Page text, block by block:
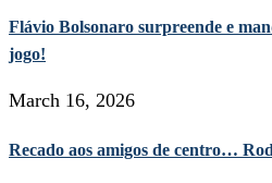
Flávio Bolsonaro surpreende e
jogo!
March 16, 2026
Recado aos amigos de centro…